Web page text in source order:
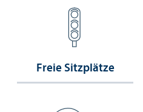
Freie Sitzplätze